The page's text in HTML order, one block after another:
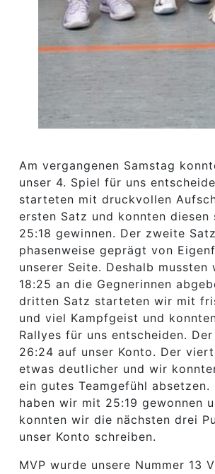
Am vergangenen Samstag
unser 4. Spiel für uns
starteten mit druckvollen
ersten Satz und konnten diesen
25:18 gewinnen. Der zweite
phasenweise geprägt von
unserer Seite. Deshalb mussten
18:25 an die Gegnerinnen
dritten Satz starteten wir mit
und viel Kampfgeist und
Rallyes für uns entscheiden.
26:24 auf unser Konto. Der
etwas deutlicher und wir
ein gutes Teamgefühl absetzen.
haben wir mit 25:19 gewonnen
konnten wir die nächsten drei
unser Konto schreiben.
MVP wurde unsere Nummer 13